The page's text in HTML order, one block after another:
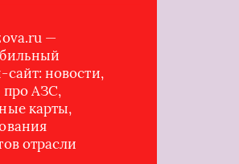
—
сайт: новости,
про АЗС,
карты,
отрасли